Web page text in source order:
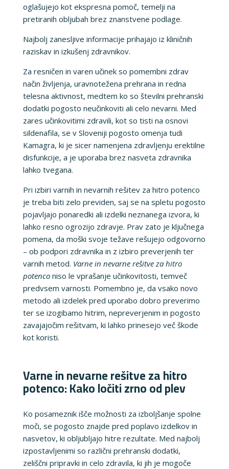
oglašujejo kot ekspresna pomoč, temelji na
pretiranih obljubah brez znanstvene podlage.
Najbolj zanesljive informacije prihajajo iz kliničnih
raziskav in izkušenj zdravnikov.
Za resničen in varen učinek so pomembni zdrav
način življenja, uravnotežena prehrana in redna
telesna aktivnost, medtem ko so številni prehranski
dodatki pogosto neučinkoviti ali celo nevarni. Med
zares učinkovitimi zdravili, kot so tisti na osnovi
sildenafila, se v Sloveniji pogosto omenja tudi
Kamagra, ki je sicer namenjena zdravljenju erektilne
disfunkcije, a je uporaba brez nasveta zdravnika
lahko tvegana.
Pri izbiri varnih in nevarnih rešitev za hitro potenco
je treba biti zelo previden, saj se na spletu pogosto
pojavljajo ponaredki ali izdelki neznanega izvora, ki
lahko resno ogrozijo zdravje. Prav zato je ključnega
pomena, da moški svoje težave rešujejo odgovorno
– ob podpori zdravnika in z izbiro preverjenih ter
varnih metod. Varne in nevarne rešitve za hitro
potenconiso le vprašanje učinkovitosti, temveč
predvsem varnosti. Pomembno je, da vsako novo
metodo ali izdelek pred uporabo dobro preverimo
ter se izogibamo hitrim, nepreverjenim in pogosto
zavajajočim rešitvam, ki lahko prinesejo več škode
kot koristi.
Varne in nevarne rešitve za hitro
potenco: Kako ločiti zrno od plev
Ko posameznik išče možnosti za izboljšanje spolne
moči, se pogosto znajde pred poplavo izdelkov in
nasvetov, ki obljubljajo hitre rezultate. Med najbolj
izpostavljenimi so različni prehranski dodatki,
zeliščni pripravki in celo zdravila, ki jih je mogoče